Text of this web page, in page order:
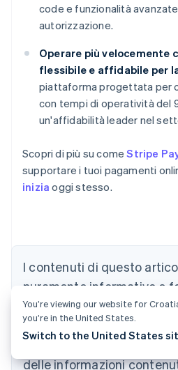
code e funzionalità
autorizzazione.
Operare più velocemente
flessibile e affidabile per
piattaforma progettata per
con tempi di operatività del
un'affidabilità leader nel
Scopri di più su comeStripe
supportare i tuoi pagamenti
inizia oggi stesso.
I contenuti di questo
puramente informativo e
devono essere intesi
o fiscale. Stripe non
la completezza,
delle informazioni
Australia
DeutschEnglish
Belgio
Nederlands FrançaisDeutsch
PortuguêsEnglish
You’re viewing our website for
you’re in the United States.
Switch to the United States